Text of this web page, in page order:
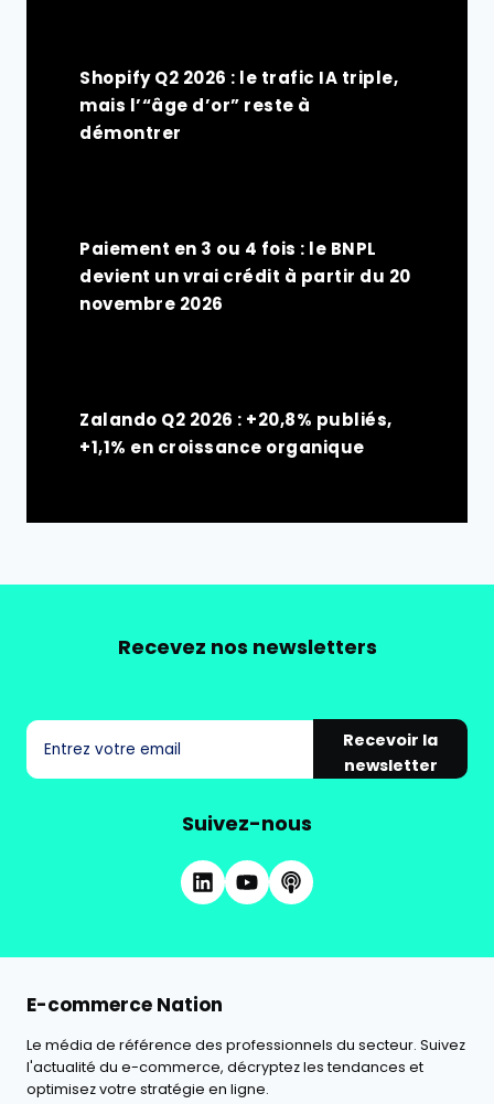
Shopify Q2 2026 : le trafic IA triple,
mais l’“âge d’or” reste à
démontrer
Paiement en 3 ou 4 fois : le BNPL
devient un vrai crédit à partir du 20
novembre 2026
Zalando Q2 2026 : +20,8% publiés,
+1,1% en croissance organique
Recevez nos newsletters
Recevoir la
newsletter
Suivez-nous
E-commerce Nation
Le média de référence des professionnels du secteur. Suivez
l'actualité du e-commerce, décryptez les tendances et
optimisez votre stratégie en ligne.